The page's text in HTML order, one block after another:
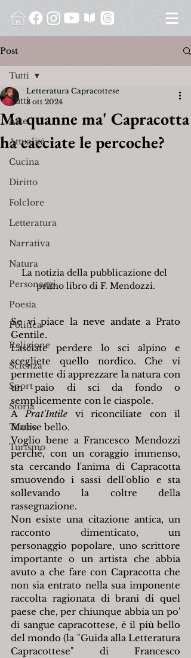
Post
Tutti
Arte
Attualità
Cucina
Diritto
Folclore
Letteratura
Narrativa
Natura
Personaggi
Poesia
Politica
Religione
Scienza
Sport
Storia
Teatro
Turismo
Tutti
Ma quanne ma' Capracotta
ha cacciate le percoche?
Letteratura Capracottese
8 ott 2024
La notizia della pubblicazione del
primo libro di F. Mendozzi.
Se vi piace la neve andate a Prato
Gentile.
Lasciate perdere lo sci alpino e
scegliete quello nordico. Che vi
permette di apprezzare la natura con
un paio di sci da fondo o
semplicemente con le ciaspole.
A Prat'Intile vi riconciliate con il
Molise bello.
Voglio bene a Francesco Mendozzi
perché, con un coraggio immenso,
sta cercando l'anima di Capracotta
smuovendo i sassi dell'oblio e sta
sollevando la coltre della
rassegnazione.
Non esiste una citazione antica, un
racconto dimenticato, un
personaggio popolare, uno scrittore
importante o un artista che abbia
avuto a che fare con Capracotta che
non sia entrato nella sua imponente
raccolta ragionata di brani di quel
paese che, per chiunque abbia un po'
di sangue capracottese, è il più bello
del mondo (la "Guida alla Letteratura
Capracottese" di Francesco